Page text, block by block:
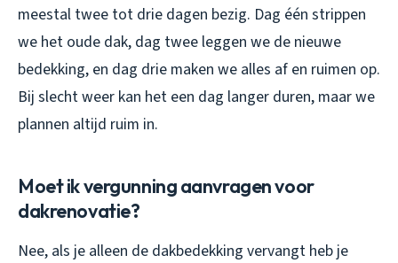
meestal twee tot drie dagen bezig. Dag één strippen
we het oude dak, dag twee leggen we de nieuwe
bedekking, en dag drie maken we alles af en ruimen op.
Bij slecht weer kan het een dag langer duren, maar we
plannen altijd ruim in.
Moet ik vergunning aanvragen voor
dakrenovatie?
Nee, als je alleen de dakbedekking vervangt heb je